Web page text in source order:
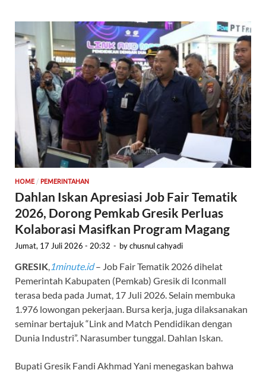
HOME / PEMERINTAHAN
Dahlan Iskan Apresiasi Job Fair Tematik
2026, Dorong Pemkab Gresik Perluas
Kolaborasi Masifkan Program Magang
Jumat, 17 Juli 2026 - 20:32 - bychusnul cahyadi
GRESIK 1minute.id– Job Fair Tematik 2026 dihelat
Pemerintah Kabupaten (Pemkab) Gresik di Iconmall
terasa beda pada Jumat, 17 Juli 2026. Selain membuka
1.976 lowongan pekerjaan. Bursa kerja, juga dilaksanakan
seminar bertajuk “Link and Match Pendidikan dengan
Dunia Industri”. Narasumber tunggal. Dahlan Iskan.
Bupati Gresik Fandi Akhmad Yani menegaskan bahwa